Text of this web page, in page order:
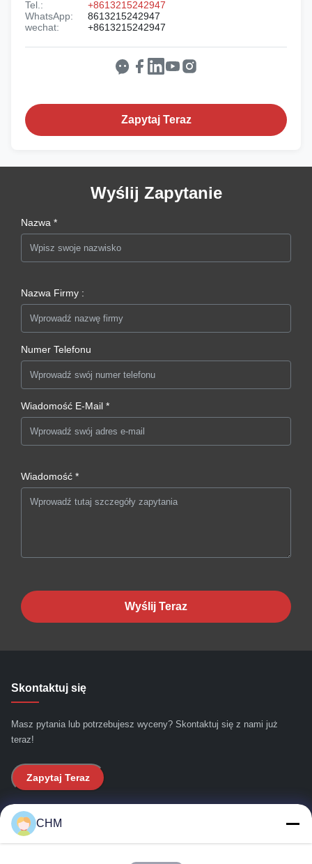
Tel.:
+8613215242947
WhatsApp:
8613215242947
wechat:
+8613215242947
Zapytaj Teraz
Wyślij Zapytanie
Nazwa *
Nazwa Firmy :
Numer Telefonu
Wiadomość E-Mail *
Wiadomość *
Wyślij Teraz
Skontaktuj się
Masz pytania lub potrzebujesz wyceny? Skontaktuj się z nami już
teraz!
Zapytaj Teraz
Szybkie linki
CHM